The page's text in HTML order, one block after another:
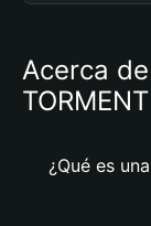
Acerca
¿Qué es